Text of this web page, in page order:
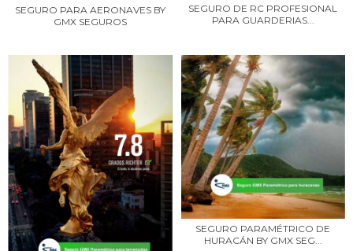
SEGURO PARA AERONAVES BY
GMX SEGUROS
SEGURO DE RC PROFESIONAL
PARA GUARDERIAS...
SEGURO PARAMÉTRICO DE
HURACÁN BY GMX SEG...